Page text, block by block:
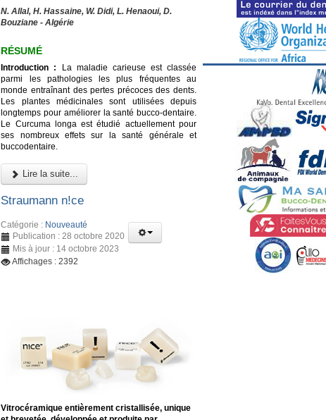
N. Allal, H. Hassaine, W. Didi, L. Henaoui, D.
Bouziane - Algérie
RÉSUMÉ
Introduction :
La maladie carieuse est classée
parmi les pathologies les plus fréquentes au
monde entraînant des pertes précoces des dents.
Les plantes médicinales sont utilisées depuis
longtemps pour améliorer la santé bucco-dentaire.
Le Curcuma longa est étudié actuellement pour
ses nombreux effets sur la santé générale et
buccodentaire.
Lire la suite...
Straumann n!ce
Catégorie : Nouveauté
Publication : 28 octobre 2020
Mis à jour : 14 octobre 2023
Affichages : 2392
Vitrocéramique entièrement cristallisée, unique